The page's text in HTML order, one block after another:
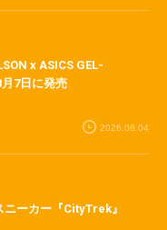
x ASICS GEL-
7日に発売
2026.08.04
ニーカー『CityTrek』